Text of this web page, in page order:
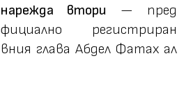
втори — пред
регистриран
глава Абдел Фатах ал